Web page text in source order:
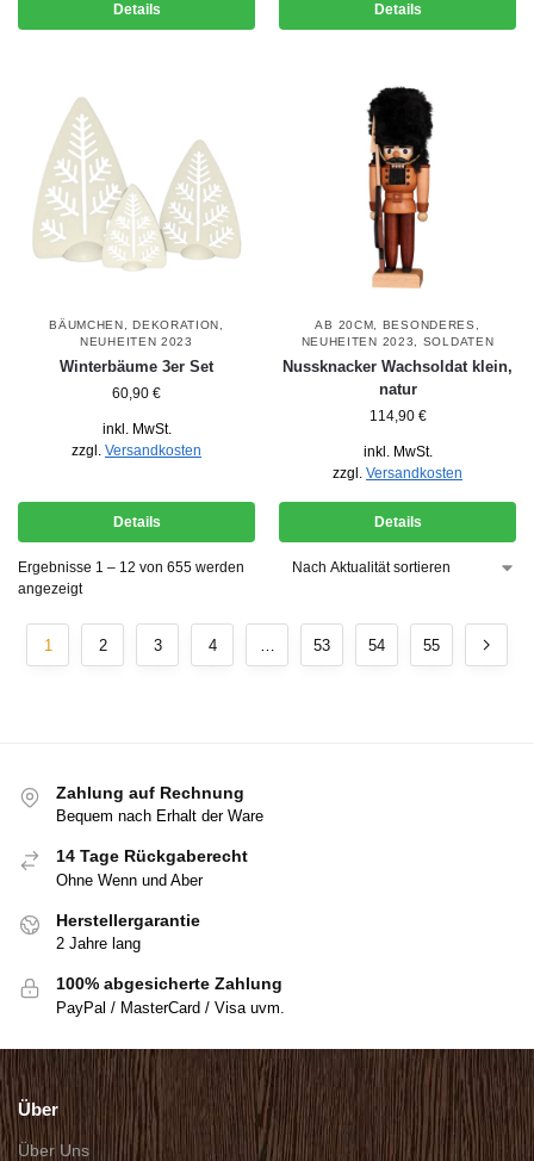
Details Details
BÄUMCHEN ,DEKORATION
NEUHEITEN 2023
Winterbäume 3er Set
60,90 €
inkl. MwSt.
zzgl. Versandkosten
Details
AB 20CM BESONDERES
NEUHEITEN 2023
SOLDATEN
Nussknacker Wachsoldat klein,
natur
114,90 €
inkl. MwSt.
zzgl. Versandkosten
Details
Ergebnisse 1 – 12 von 655 werden
angezeigt
1 2 3 4 … 53 54 55
Zahlung auf Rechnung
Bequem nach Erhalt der Ware
14 Tage Rückgaberecht
Ohne Wenn und Aber
Herstellergarantie
2 Jahre lang
100% abgesicherte Zahlung
PayPal / MasterCard / Visa uvm.
Über
Über Uns